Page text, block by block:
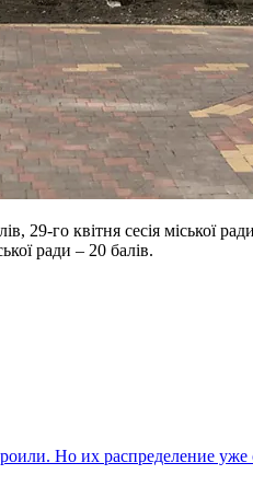
29-го квітня сесія міської
ради – 20 балів.
Но их распределение уже